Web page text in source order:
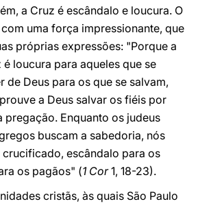
a Cruz é escândalo e loucura. O
uma força impressionante, que
próprias expressões: "Porque a
loucura para aqueles que se
de Deus para os que se salvam,
a Deus salvar os fiéis por
pregação. Enquanto os judeus
buscam a sabedoria, nós
escândalo para os
os pagãos" (1 Cor1, 18-23).
cristãs, às quais São Paulo